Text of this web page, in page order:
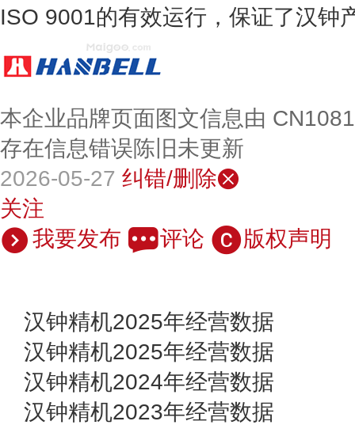
ISO 9001的有效运行，保证了汉钟
本企业品牌页面图文信息由
存在信息错误陈旧未更新
2026-05-27 纠错/删除
关注
我要发布
评论 版权声明
汉钟精机2025年经营数据
汉钟精机2025年经营数据
汉钟精机2024年经营数据
汉钟精机2023年经营数据